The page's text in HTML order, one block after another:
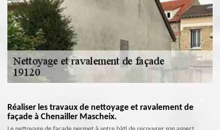
Réaliser les travaux de nettoyage et ravalement de
façade à Chenailler Mascheix.